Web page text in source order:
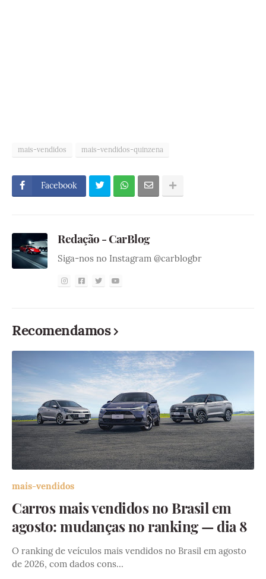
mais-vendidos mais-vendidos-quinzena
Facebook
Redação - CarBlog
Siga-nos no Instagram @carblogbr
Recomendamos
mais-vendidos
Carros mais vendidos no Brasil em
agosto: mudanças no ranking — dia 8
O ranking de veículos mais vendidos no Brasil em agosto
de 2026, com dados cons…